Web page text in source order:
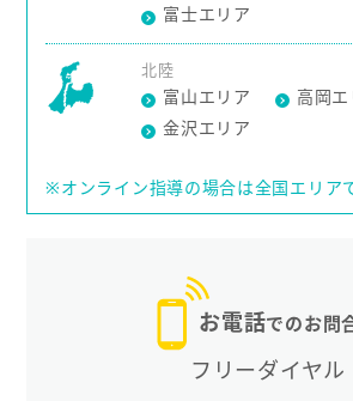
お電話でのお問
フリーダイヤル
富士エリア
北陸
富山エリア
高岡
金沢エリア
※オンライン指導の場合は全国エリア